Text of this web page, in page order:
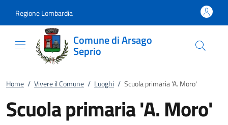
Regione Lombardia
Comune di Arsago
Seprio
Home / Vivere il Comune / Luoghi / Scuola primaria 'A. Moro'
Scuola primaria 'A. Moro'